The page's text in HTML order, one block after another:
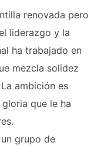
renovada pero
liderazgo y la
ha trabajado en
mezcla solidez
ambición es
que le ha
grupo de